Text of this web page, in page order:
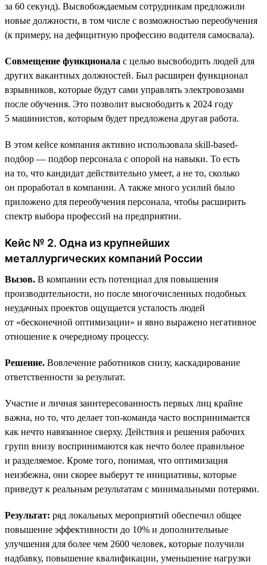
за 60 секунд). Высвобождаемым сотрудникам предложили
новые должности, в том числе с возможностью переобучения
(к примеру, на дефицитную профессию водителя самосвала).
Совмещение функционала с целью высвободить людей для
других вакантных должностей. Был расширен функционал
взрывников, которые будут сами управлять электровозами
после обучения. Это позволит высвободить к 2024 году
5 машинистов, которым будет предложена другая работа.
В этом кейсе компания активно использовала skill-based-
подбор — подбор персонала с опорой на навыки. То есть
на то, что кандидат действительно умеет, а не то, сколько
он проработал в компании. А также много усилий было
приложено для переобучения персонала, чтобы расширить
спектр выбора профессий на предприятии.
Кейс № 2. Одна из крупнейших
металлургических компаний России
Вызов. В компании есть потенциал для повышения
производительности, но после многочисленных подобных
неудачных проектов ощущается усталость людей
от «бесконечной оптимизации» и явно выражено негативное
отношение к очередному процессу.
Решение. Вовлечение работников снизу, каскадирование
ответственности за результат.
Участие и личная заинтересованность первых лиц крайне
важна, но то, что делает топ-команда часто воспринимается
как нечто навязанное сверху. Действия и решения рабочих
групп внизу воспринимаются как нечто более правильное
и разделяемое. Кроме того, понимая, что оптимизация
неизбежна, они скорее выберут те инициативы, которые
приведут к реальным результатам с минимальными потерями.
Результат: ряд локальных мероприятий обеспечил общее
повышение эффективности до 10% и дополнительные
улучшения для более чем 2600 человек, которые получили
надбавку, повышение квалификации, уменьшение нагрузки